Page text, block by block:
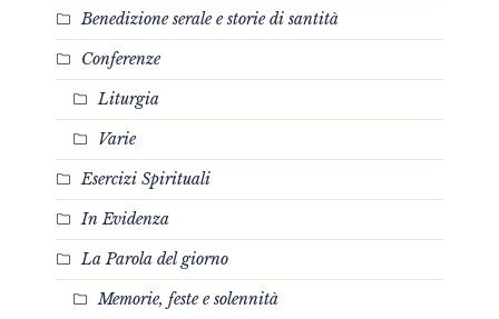
Benedizione serale e storie di santità
Conferenze
Liturgia
Varie
Esercizi Spirituali
In Evidenza
La Parola del giorno
Memorie, feste e solennità